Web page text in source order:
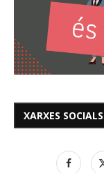
XARXES SOCIALS